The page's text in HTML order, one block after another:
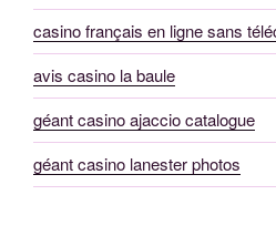
casino français en ligne sans
avis casino la baule
géant casino ajaccio catalogue
géant casino lanester photos